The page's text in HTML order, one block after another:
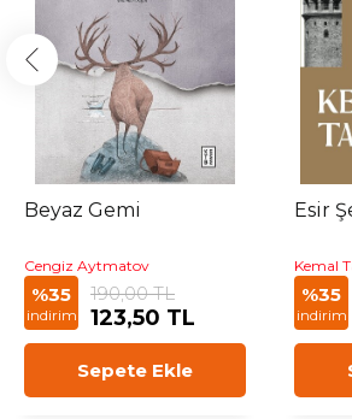
Beyaz Gemi
Cengiz Aytmatov
%35
indirim
190,00 TL
123,50 TL
Sepete Ekle
Esir
Kemal
%35
indirim